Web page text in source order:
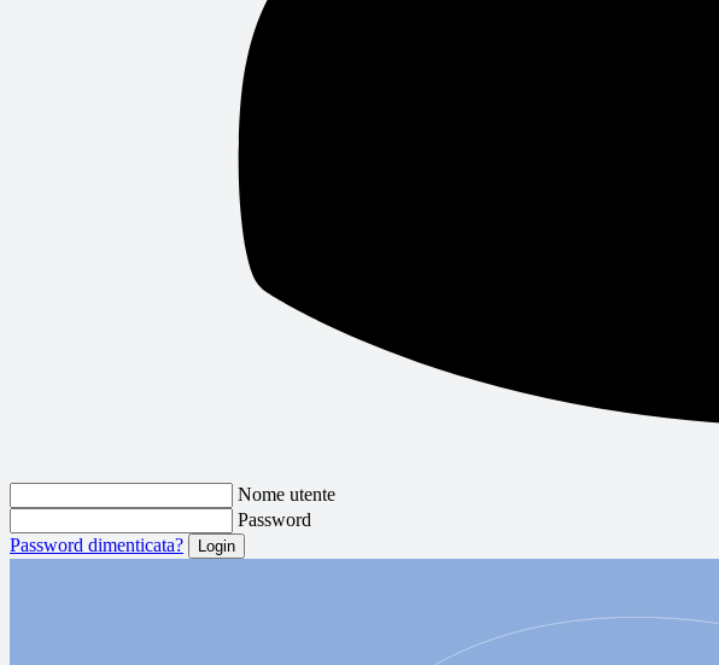
Nome utente
Password
Password dimenticata?